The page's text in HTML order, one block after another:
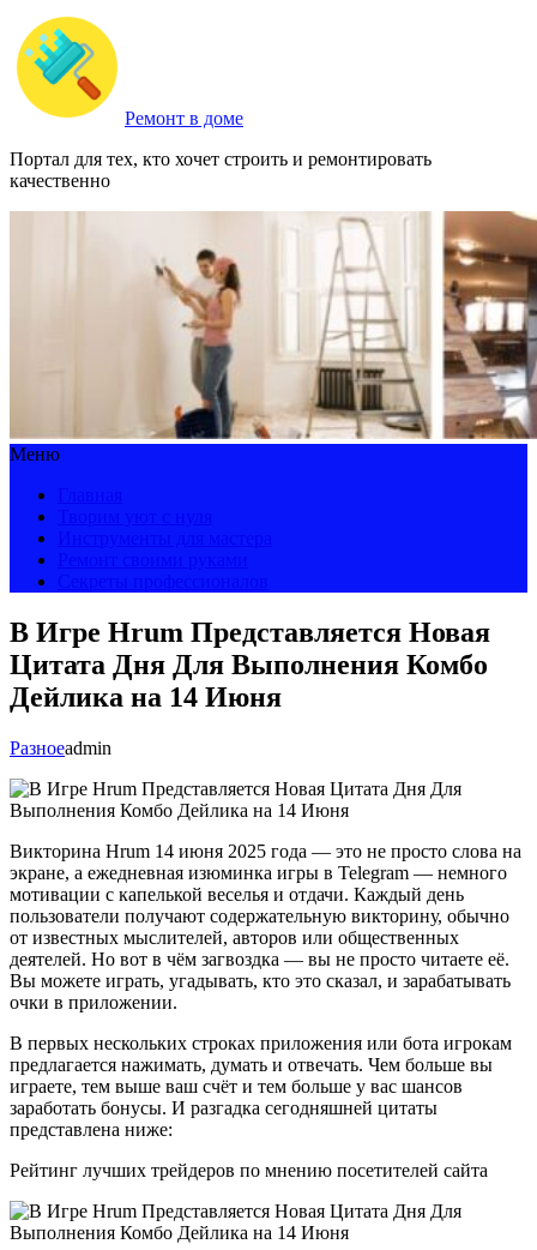
Ремонт в доме
Портал для тех, кто хочет строить и ремонтировать
качественно
Меню
В Игре Hrum Представляется Новая
Цитата Дня Для Выполнения Комбо
Дейлика на 14 Июня
Разноеadmin
Викторина Hrum 14 июня 2025 года — это не просто слова на
экране, а ежедневная изюминка игры в Telegram — немного
мотивации с капелькой веселья и отдачи. Каждый день
пользователи получают содержательную викторину, обычно
от известных мыслителей, авторов или общественных
деятелей. Но вот в чём загвоздка — вы не просто читаете её.
Вы можете играть, угадывать, кто это сказал, и зарабатывать
очки в приложении.
В первых нескольких строках приложения или бота игрокам
предлагается нажимать, думать и отвечать. Чем больше вы
играете, тем выше ваш счёт и тем больше у вас шансов
заработать бонусы. И разгадка сегодняшней цитаты
представлена ниже:
Рейтинг лучших трейдеров по мнению посетителей сайта